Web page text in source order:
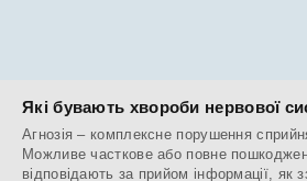
Які бувають хвороби нервової
Агнозія – комплексне порушення
Можливе часткове або повне
відповідають за прийом інформації, як